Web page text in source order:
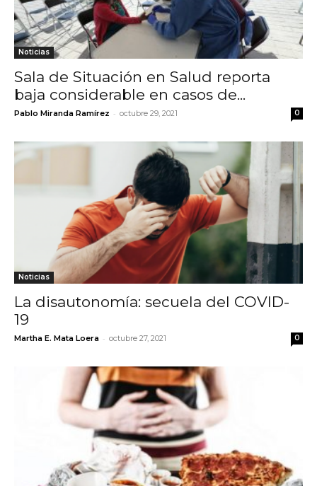
Noticias
Sala de Situación en Salud reporta
baja considerable en casos de...
Pablo Miranda Ramírez - octubre 29, 2021 0
Noticias
La disautonomía: secuela del COVID-
19
Martha E. Mata Loera - octubre 27, 2021 0